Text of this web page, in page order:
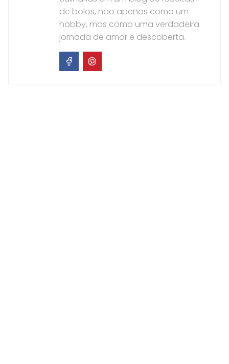
de bolos, não apenas como um
hobby, mas como uma verdadeira
jornada de amor e descoberta.